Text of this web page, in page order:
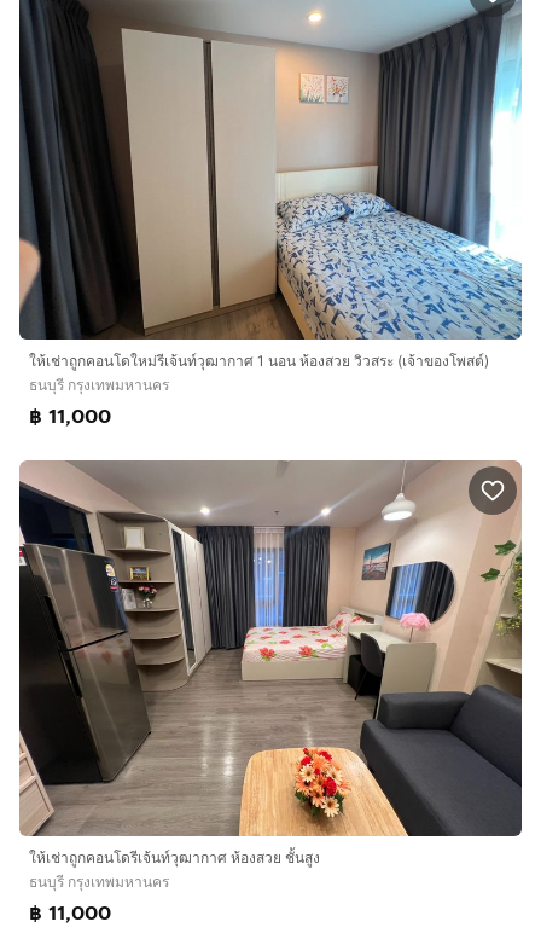
ให้เช่าถูกคอนโดใหม่รีเจ้นท์วุฒากาศ 1 นอน ห้องสวย วิวสระ (เจ้าของโพสต์)
ธนบุรี กรุงเทพมหานคร
฿ 11,000
ให้เช่าถูกคอนโดรีเจ้นท์วุฒากาศ ห้องสวย ชั้นสูง
ธนบุรี กรุงเทพมหานคร
฿ 11,000